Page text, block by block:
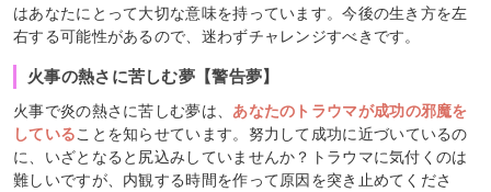
はあなたにとって大切な意味を持っています。今後の生き方を左
右する可能性があるので、迷わずチャレンジすべきです。
火事の熱さに苦しむ夢【警告夢】
火事で炎の熱さに苦しむ夢は、 あなたのトラウマが成功の邪魔を
していることを知らせています。努力して成功に近づいているの
に、いざとなると尻込みしていませんか？トラウマに気付くのは
難しいですが、内観する時間を作って原因を突き止めてくださ